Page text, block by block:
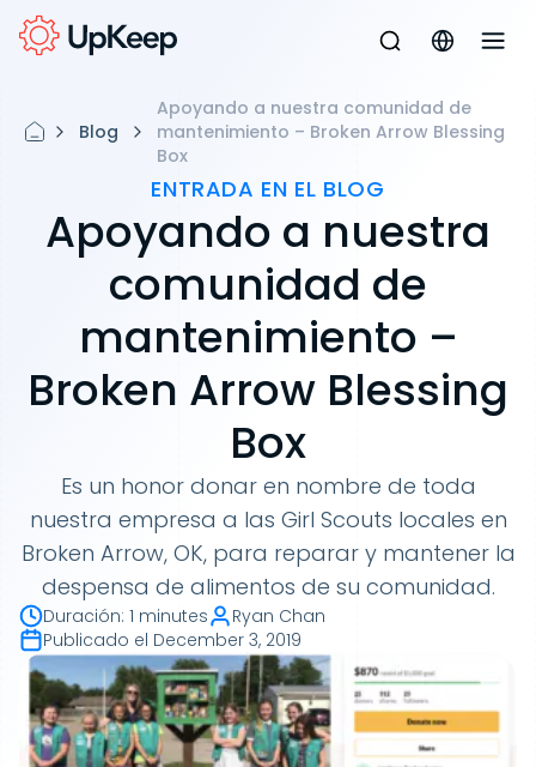
Blog
Apoyando a nuestra comunidad de
mantenimiento – Broken Arrow Blessing
Box
ENTRADA EN EL BLOG
Apoyando a nuestra
comunidad de
mantenimiento –
Broken Arrow Blessing
Box
Es un honor donar en nombre de toda
nuestra empresa a las Girl Scouts locales en
Broken Arrow, OK, para reparar y mantener la
despensa de alimentos de su comunidad.
Duración: 1 minutes
Ryan Chan
Publicado el December 3, 2019